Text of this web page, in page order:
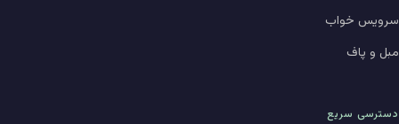
سرویس خواب
مبل و پاف
دسترسی سریع